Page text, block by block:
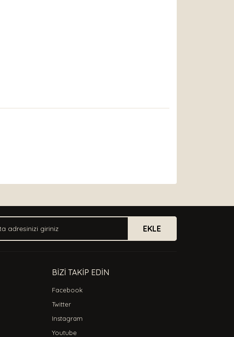
EKLE
BİZİ TAKİP EDİN
Facebook
Twitter
Instagram
Youtube